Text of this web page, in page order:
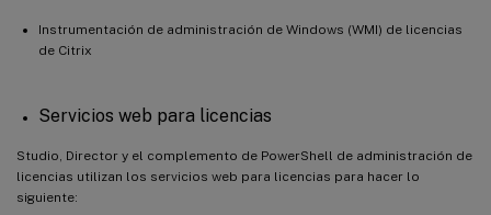
Instrumentación de administración de Windows (WMI) de licencias
de Citrix
Servicios web para licencias
Studio, Director y el complemento de PowerShell de administración de
licencias utilizan los servicios web para licencias para hacer lo
siguiente: